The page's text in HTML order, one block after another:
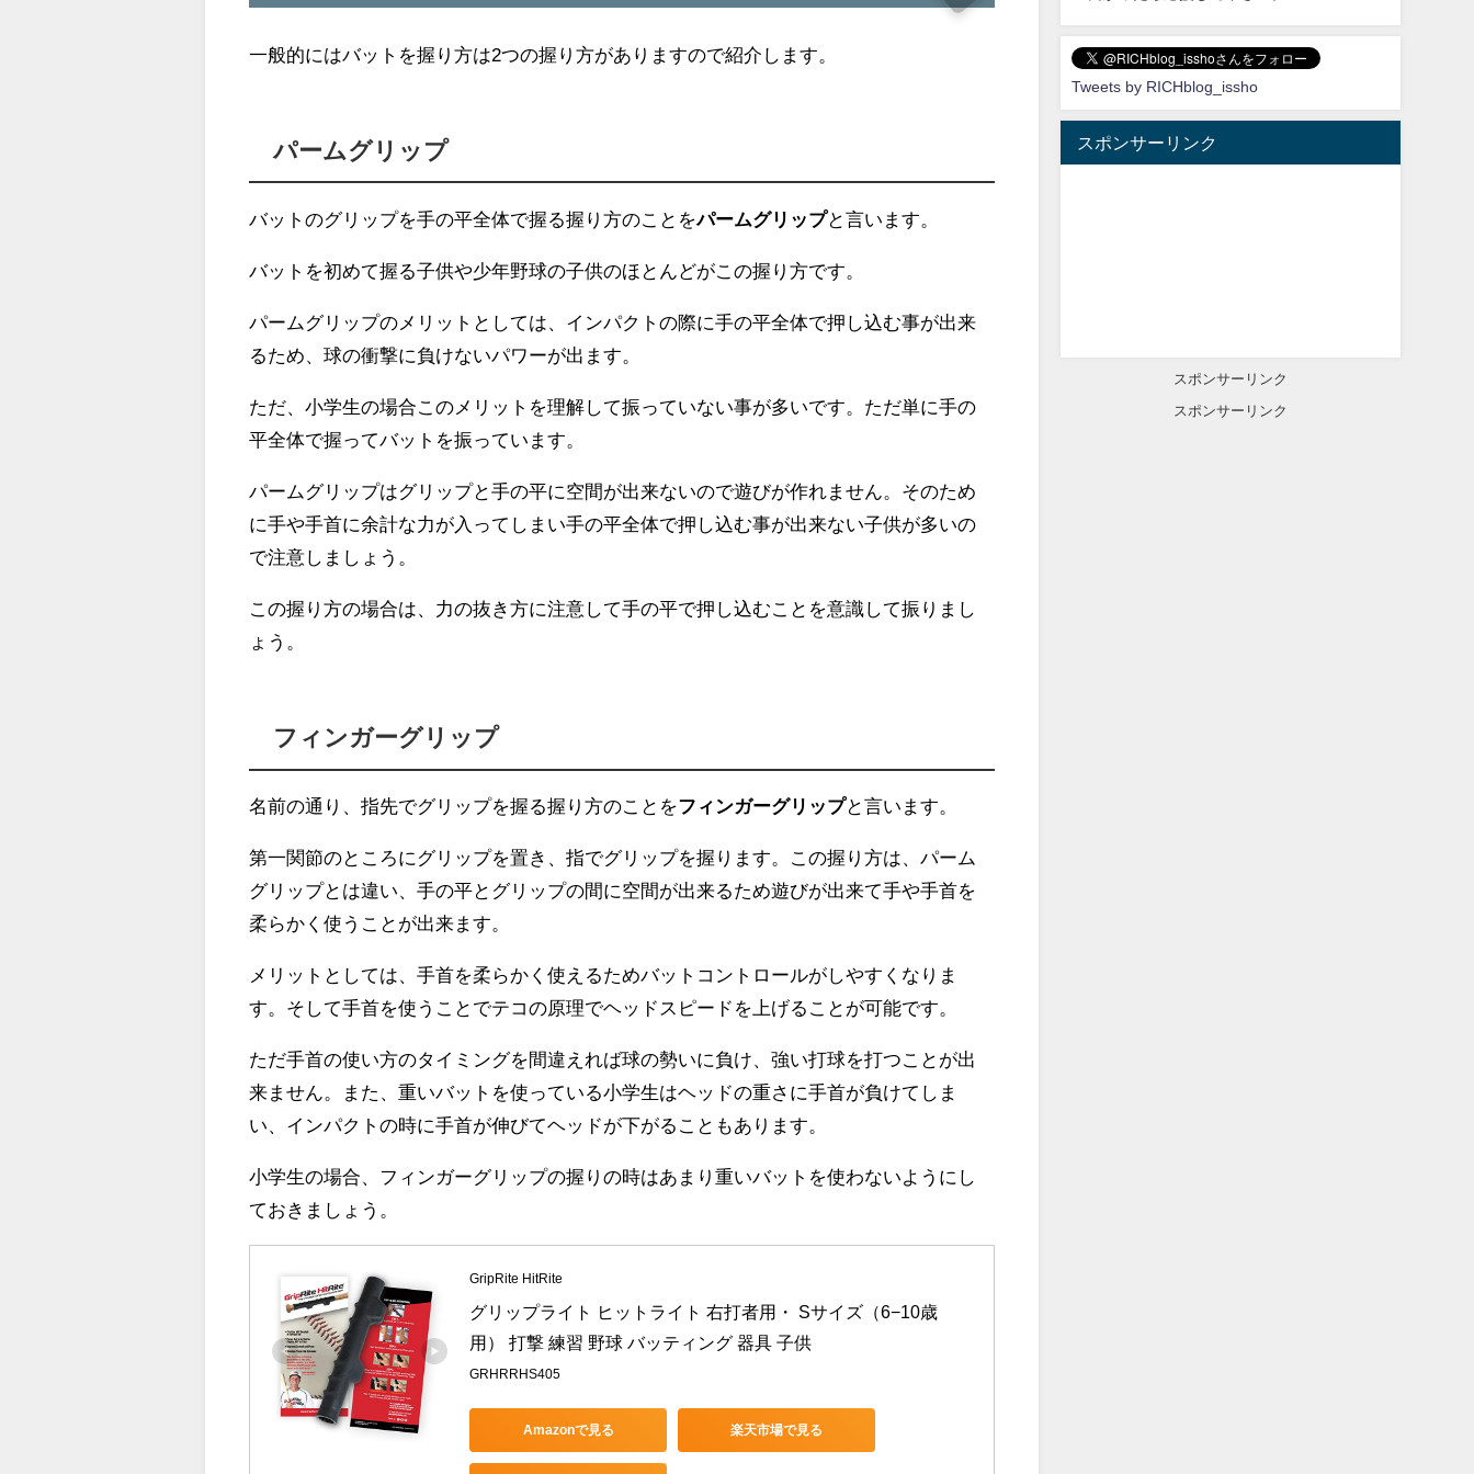
一般的にはバットを握り方は2つの握り方がありますので紹介します。
パームグリップ
バットのグリップを手の平全体で握る握り方のことをパームグリップと言います。
バットを初めて握る子供や少年野球の子供のほとんどがこの握り方です。
パームグリップのメリットとしては、インパクトの際に手の平全体で押し込む事が出来
るため、球の衝撃に負けないパワーが出ます。
ただ、小学生の場合このメリットを理解して振っていない事が多いです。ただ単に手の
平全体で握ってバットを振っています。
パームグリップはグリップと手の平に空間が出来ないので遊びが作れません。そのため
に手や手首に余計な力が入ってしまい手の平全体で押し込む事が出来ない子供が多いの
で注意しましょう。
この握り方の場合は、力の抜き方に注意して手の平で押し込むことを意識して振りまし
ょう。
フィンガーグリップ
名前の通り、指先でグリップを握る握り方のことをフィンガーグリップと言います。
第一関節のところにグリップを置き、指でグリップを握ります。この握り方は、パーム
グリップとは違い、手の平とグリップの間に空間が出来るため遊びが出来て手や手首を
柔らかく使うことが出来ます。
メリットとしては、手首を柔らかく使えるためバットコントロールがしやすくなりま
す。そして手首を使うことでテコの原理でヘッドスピードを上げることが可能です。
ただ手首の使い方のタイミングを間違えれば球の勢いに負け、強い打球を打つことが出
来ません。また、重いバットを使っている小学生はヘッドの重さに手首が負けてしま
い、インパクトの時に手首が伸びてヘッドが下がることもあります。
小学生の場合、フィンガーグリップの握りの時はあまり重いバットを使わないようにし
ておきましょう。
GripRite HitRite
グリップライト ヒットライト 右打者用・ Sサイズ（6−10歳
用） 打撃 練習 野球 バッティング 器具 子供
GRHRRHS405
Amazonで見る 楽天市場で見る
Tweets by RICHblog_issho
スポンサーリンク
スポンサーリンク
スポンサーリンク